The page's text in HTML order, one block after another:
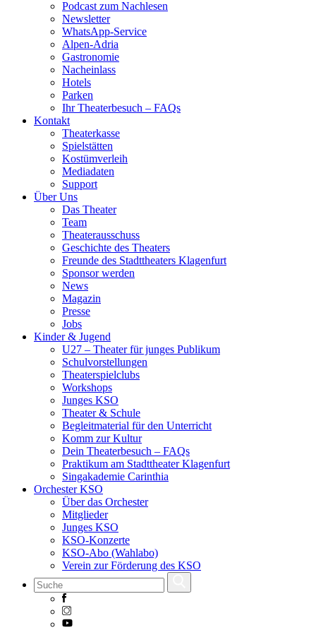
Podcast zum Nachlesen
Newsletter
WhatsApp-Service
Alpen-Adria
Gastronomie
Nacheinlass
Hotels
Parken
Ihr Theaterbesuch – FAQs
Kontakt
Theaterkasse
Spielstätten
Kostümverleih
Mediadaten
Support
Über Uns
Das Theater
Team
Theaterausschuss
Geschichte des Theaters
Freunde des Stadttheaters Klagenfurt
Sponsor werden
News
Magazin
Presse
Jobs
Kinder & Jugend
U27 – Theater für junges Publikum
Schulvorstellungen
Theaterspielclubs
Workshops
Junges KSO
Theater & Schule
Begleitmaterial für den Unterricht
Komm zur Kultur
Dein Theaterbesuch – FAQs
Praktikum am Stadttheater Klagenfurt
Singakademie Carinthia
Orchester KSO
Über das Orchester
Mitglieder
Junges KSO
KSO-Konzerte
KSO-Abo (Wahlabo)
Verein zur Förderung des KSO